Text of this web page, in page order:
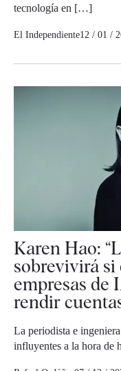
tecnología en […]
El Independiente12 / 01 /
Karen Hao:
sobrevivirá si
empresas de
rendir
La periodista e
influyentes a la hora